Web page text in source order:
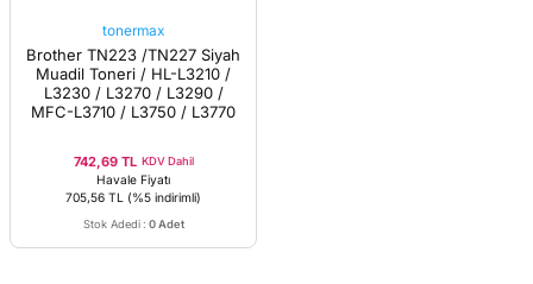
tonermax
Brother TN223 /TN227 Siyah
Muadil Toneri / HL-L3210 /
L3230 / L3270 / L3290 /
MFC-L3710 / L3750 / L3770
742,69 TL KDV Dahil
Havale Fiyatı
705,56 TL (%5 indirimli)
Stok Adedi : 0 Adet